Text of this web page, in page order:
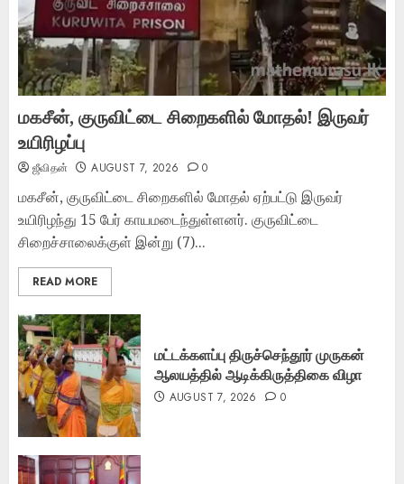
மகசீன், குருவிட்டை சிறைகளில் மோதல்! இருவர்
உயிரிழப்பு
ஜீவிதன் AUGUST 7, 2026 0
மகசீன், குருவிட்டை சிறைகளில் மோதல் ஏற்பட்டு இருவர்
உயிரிழந்து 15 பேர் காயமடைந்துள்ளனர். குருவிட்டை
சிறைச்சாலைக்குள் இன்று (7)...
READ MORE
மட்டக்களப்பு திருச்செந்தூர் முருகன்
ஆலயத்தில் ஆடிக்கிருத்திகை விழா
AUGUST 7, 2026 0